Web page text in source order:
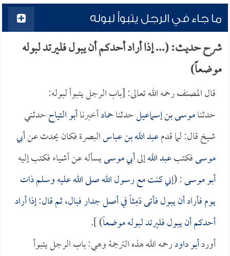
ما جاء في الرجل يتبوأ لبوله
شرح حديث: (... إذا أراد أحدكم أن يبول فليرتد لبوله
موضعاً)
قال المصنف رحمه الله تعالى: [باب الرجل يتبوأ لبوله:
حدثناموسى بن إسماعيلحدثناحمادأخبرناأبو التياححدثني
شيخ قال: لما قدمعبد الله بن عباسالبصرة فكان يحدث عنأبي
موسىفكتبعبد اللهإلىأبي موسىيسأله عن أشياء فكتب إليه
أبو موسى: (إني كنت مع رسول الله صلى الله عليه وسلم ذات
يوم فأراد أن يبول فأتى دَمِثاً في أصل جدار فبال، ثم قال: إذا أراد
أحدكم أن يبول فليرتد لبوله موضعاً) ].
أوردأبو داودرحمه الله هذه الترجمة وهي: باب الرجل يتبوأ